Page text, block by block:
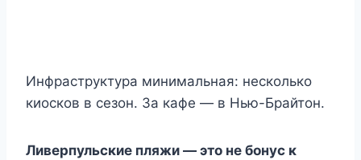
Инфраструктура минимальная: несколько
киосков в сезон. За кафе — в Нью-Брайтон.
Ливерпульские пляжи — это не бонус к